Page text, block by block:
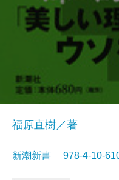
福原直樹／著
新潮新書 978-4-10-